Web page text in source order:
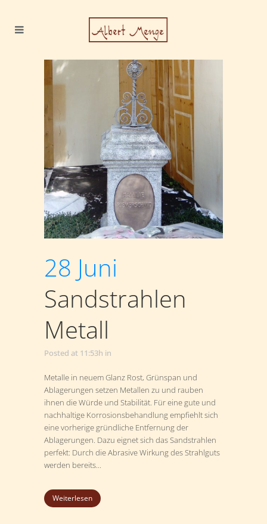
28 Juni
Sandstrahlen
Metall
Posted at 11:53h in
Metalle in neuem Glanz Rost, Grünspan und
Ablagerungen setzen Metallen zu und rauben
ihnen die Würde und Stabilität. Für eine gute und
nachhaltige Korrosionsbehandlung empfiehlt sich
eine vorherige gründliche Entfernung der
Ablagerungen. Dazu eignet sich das Sandstrahlen
perfekt: Durch die Abrasive Wirkung des Strahlguts
werden bereits...
Weiterlesen